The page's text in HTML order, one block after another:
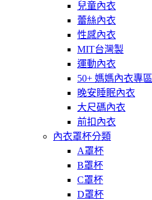
兒童內衣
蕾絲內衣
性感內衣
MIT台灣製
運動內衣
50+ 媽媽內衣專區
晚安睡眠內衣
大尺碼內衣
前扣內衣
內衣罩杯分類
A罩杯
B罩杯
C罩杯
D罩杯